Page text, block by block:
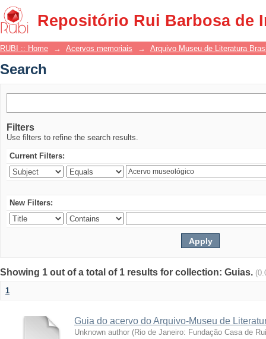
Repositório Rui Barbosa de
Search
RUBI :: Home → Acervos memoriais → Arquivo Museu de Literatura
Search
Filters
Use filters to refine the search results.
Current Filters:
New Filters:
Showing 1 out of a total of 1 results for collection: Guias.
1
Guia do acervo do Arquivo-Museu de
Unknown author (Rio de Janeiro: Fundação Casa de